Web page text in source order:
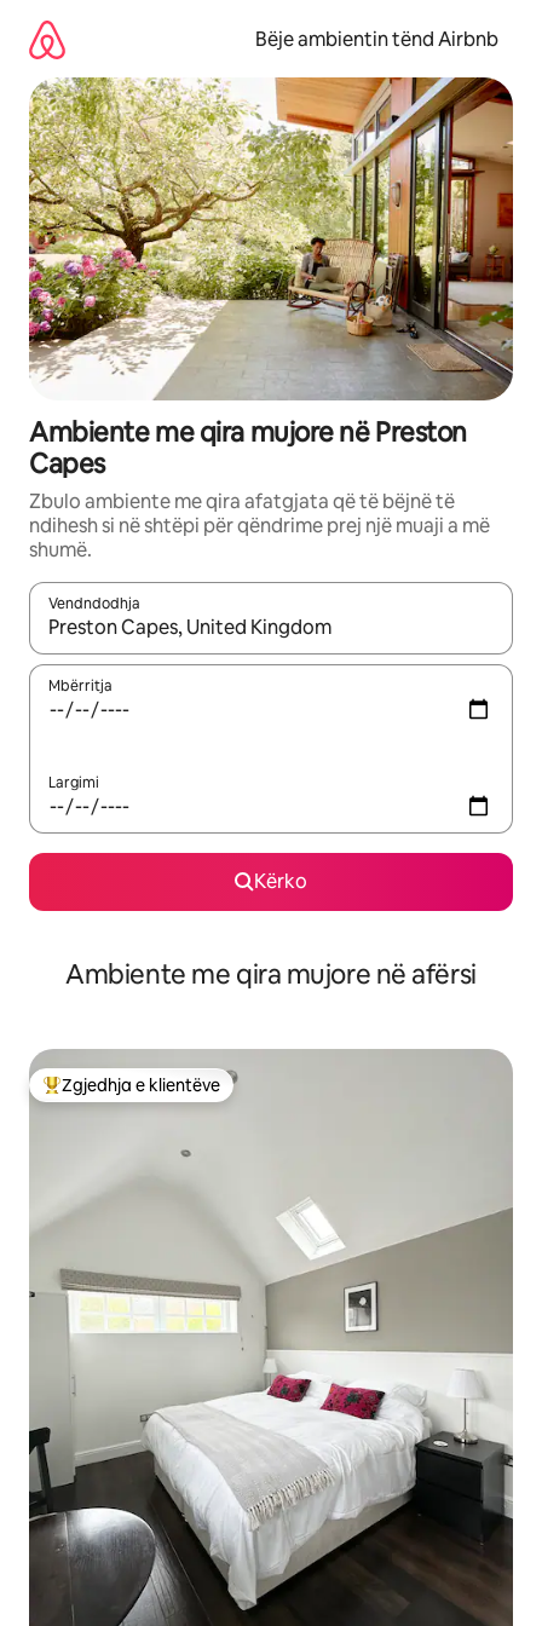
përmbajtja
Bëje ambientin tënd Airbnb
Ambiente me qira mujore në Preston
Capes
Zbulo ambiente me qira afatgjata që të bëjnë të
ndihesh si në shtëpi për qëndrime prej një muaji a më
shumë.
Vendndodhja
Kur rezultatet të jenë të disponueshme, lëviz me butonat e
Mbërritja
Largimi
Kërko
Ambiente me qira mujore në afërsi
Më të mirat e zgjedhjeve të klientëve
Zgjedhja e klientëve